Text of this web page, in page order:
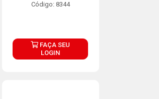
Código: 8344
FAÇA SEU
LOGIN